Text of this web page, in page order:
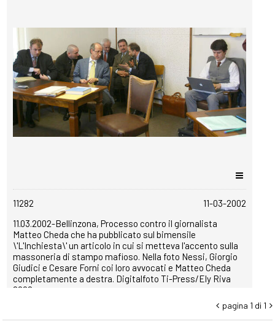
copyrightfree
11282
11-03-2002
11.03.2002-Bellinzona, Processo contro il giornalista
Matteo Cheda che ha pubblicato sul bimensile
\'L'Inchiesta\' un articolo in cui si metteva l'accento sulla
massoneria di stampo mafioso. Nella foto Nessi, Giorgio
Giudici e Cesare Forni coi loro avvocati e Matteo Cheda
completamente a destra. Digitalfoto Ti-Press/Ely Riva
2002
 pagina 1 di 1 